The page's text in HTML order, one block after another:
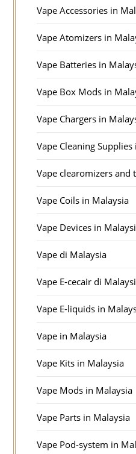
Vape Accessories in
Vape Atomizers in
Vape Batteries in
Vape Box Mods in
Vape Chargers in
Vape Cleaning
Vape clearomizers and
Vape Coils in Malaysia
Vape Devices in
Vape di Malaysia
Vape E-cecair di
Vape E-liquids in
Vape in Malaysia
Vape Kits in Malaysia
Vape Mods in Malaysia
Vape Parts in Malaysia
Vape Pod-system in